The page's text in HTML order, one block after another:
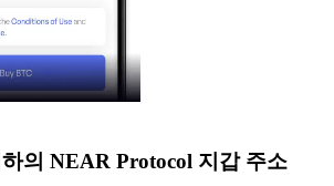
의 NEAR Protocol 지갑 주소